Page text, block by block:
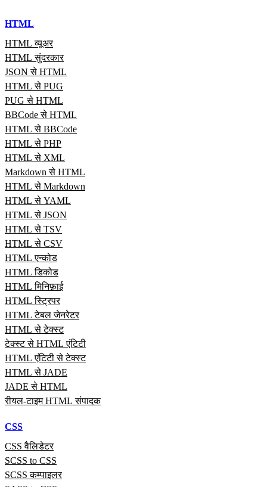
HTML
HTML व्यूअर
HTML सुंदरकार
JSON से HTML
HTML से PUG
PUG से HTML
BBCode से HTML
HTML से BBCode
HTML से PHP
HTML से XML
Markdown से HTML
HTML से Markdown
HTML से YAML
HTML से JSON
HTML से TSV
HTML से CSV
HTML एन्कोड
HTML डिकोड
HTML मिनिफ़ाई
HTML स्ट्रिपर
HTML टेबल जेनरेटर
HTML से टेक्स्ट
टेक्स्ट से HTML एंटिटी
HTML एंटिटी से टेक्स्ट
HTML से JADE
JADE से HTML
रीयल‑टाइम HTML संपादक
CSS
CSS वैलिडेटर
SCSS to CSS
SCSS कम्पाइलर